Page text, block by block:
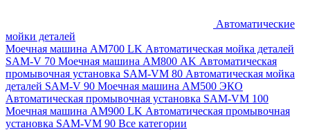
Автоматические
мойки деталей
Моечная машина AM700 LK Автоматическая мойка деталей
SAM-V 70 Моечная машина АМ800 AK Автоматическая
промывочная установка SAM-VM 80 Автоматическая мойка
деталей SAM-V 90 Моечная машина АМ500 ЭКО
Автоматическая промывочная установка SAM-VM 100
Моечная машина AM900 LK Автоматическая промывочная
установка SAM-VM 90 Все категории